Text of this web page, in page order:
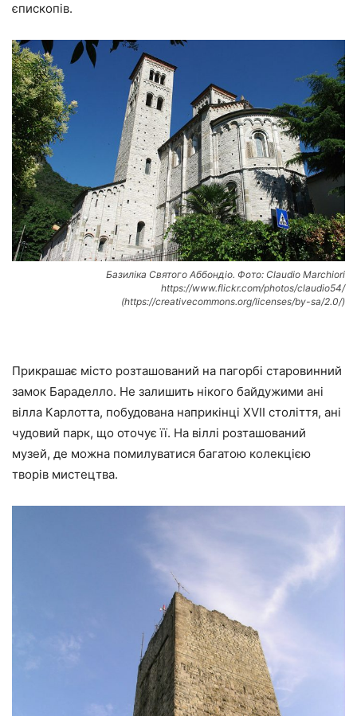
єпископів.
Базиліка Святого Аббондіо. Фото: Claudio Marchiori
https://www.flickr.com/photos/claudio54/
(https://creativecommons.org/licenses/by-sa/2.0/)
Прикрашає місто розташований на пагорбі старовинний
замок Бараделло. Не залишить нікого байдужими ані
вілла Карлотта, побудована наприкінці XVII століття, ані
чудовий парк, що оточує її. На віллі розташований
музей, де можна помилуватися багатою колекцією
творів мистецтва.